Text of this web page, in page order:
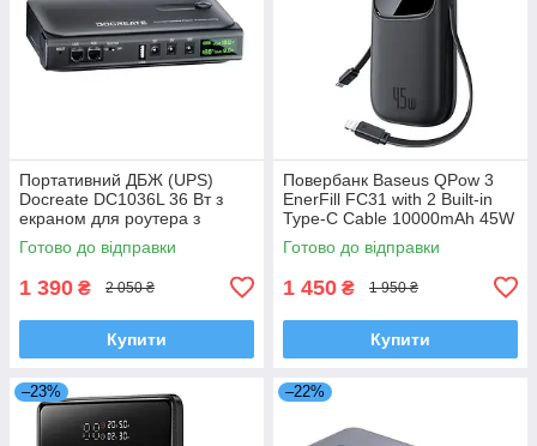
Портативний ДБЖ (UPS)
Docreate DC1036L 36 Вт з
екраном для роутера з
розʼємами 5/9/12В (Без
батарей)
Готово до відправки
1 390 ₴ 2 050 ₴
Купити
Повербанк Baseus QPow 3
EnerFill FC31 with 2 Built-in
Type-C Cable 10000mAh 45W
(P10082102123-00)
Готово до відправки
1 450 ₴ 1 950 ₴
Купити
–23% –22%